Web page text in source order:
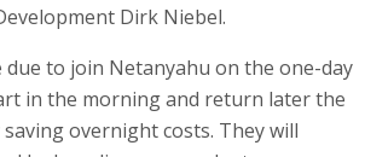
Dirk Niebel.
to join Netanyahu on the one-day
in the morning and return later the
overnight costs. They will